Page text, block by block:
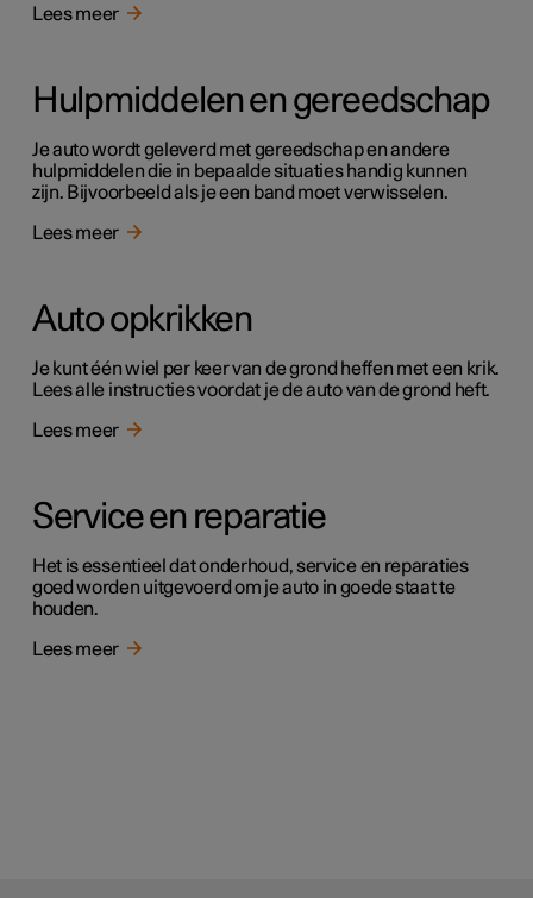
Lees meer
Hulpmiddelen en gereedschap
Je auto wordt geleverd met gereedschap en andere
hulpmiddelen die in bepaalde situaties handig kunnen
zijn. Bijvoorbeeld als je een band moet verwisselen.
Lees meer
Auto opkrikken
Je kunt één wiel per keer van de grond heffen met een krik.
Lees alle instructies voordat je de auto van de grond heft.
Lees meer
Service en reparatie
Het is essentieel dat onderhoud, service en reparaties
goed worden uitgevoerd om je auto in goede staat te
houden.
Lees meer